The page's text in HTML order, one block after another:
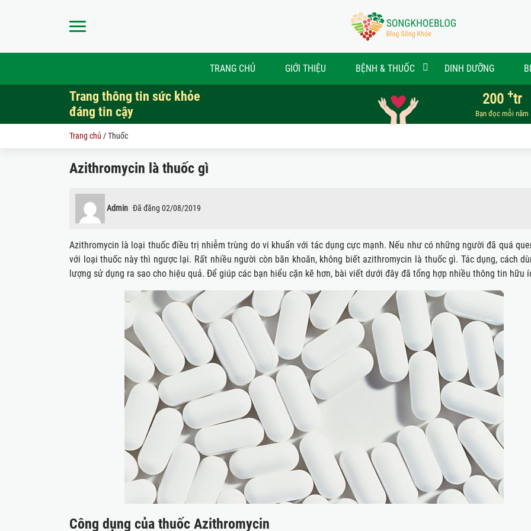
TRANG CHỦ GIỚI THIỆU BỆNH & THUỐC DINH DƯỠNG
Trang thông tin sức khỏe
đáng tin cậy
200 +tr
Bạn đọc mỗi năm
Trang chủ /Thuốc
Azithromycin là thuốc gì
Admin Đã đăng 02/08/2019
Azithromycin là loại thuốc điều trị nhiễm trùng do vi khuẩn với tác dụng cực mạnh. Nếu như có những người đã quá
với loại thuốc này thì ngược lại. Rất nhiều người còn băn khoăn, không biết azithromycin là thuốc gì. Tác dụng, cách
lượng sử dụng ra sao cho hiệu quả. Để giúp các bạn hiểu cặn kẽ hơn, bài viết dưới đây đã tổng hợp nhiều thông tin hữu
Công dụng của thuốc Azithromycin